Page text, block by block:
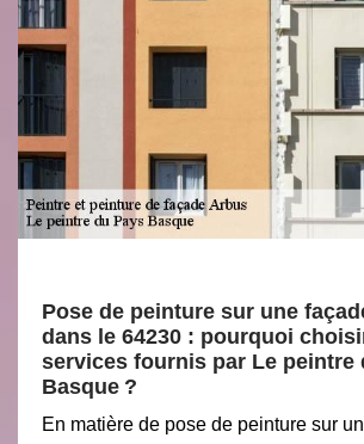
Pose de peinture sur une
dans le 64230 : pourquoi
services fournis par Le peintre
Basque ?
En matière de pose de peinture sur